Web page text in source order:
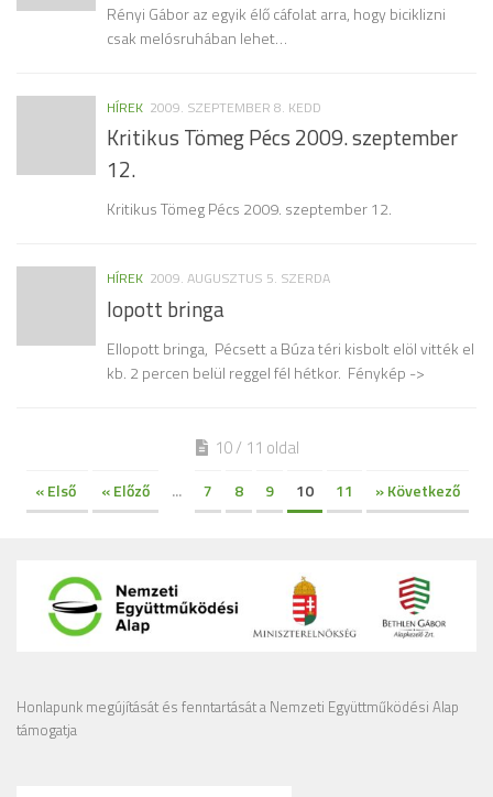
Rényi Gábor az egyik élő cáfolat arra, hogy biciklizni
csak melósruhában lehet…
HÍREK 2009. SZEPTEMBER 8. KEDD
Kritikus Tömeg Pécs 2009. szeptember
12.
Kritikus Tömeg Pécs 2009. szeptember 12.
HÍREK 2009. AUGUSZTUS 5. SZERDA
lopott bringa
Ellopott bringa, Pécsett a Búza téri kisbolt elöl vitték el
kb. 2 percen belül reggel fél hétkor. Fénykép ->
10 / 11 oldal
« Első « Előző ... 7 8 9 10 11 » Következő
Honlapunk megújítását és fenntartását a Nemzeti Együttműködési Alap
támogatja